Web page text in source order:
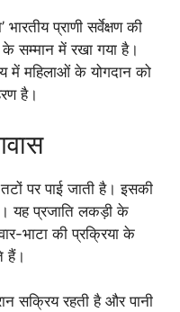
प्राणी सर्वेक्षण की
के सम्मान में रखा गया है।
में महिलाओं के योगदान को
है।
पर पाई जाती है। इसकी
यह प्रजाति लकड़ी के
भाटा की प्रक्रिया के
हैं।
सक्रिय रहती है और पानी